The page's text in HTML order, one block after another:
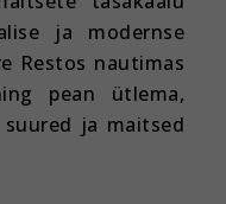
ja modernse
nautimas
pean ütlema,
ja maitsed